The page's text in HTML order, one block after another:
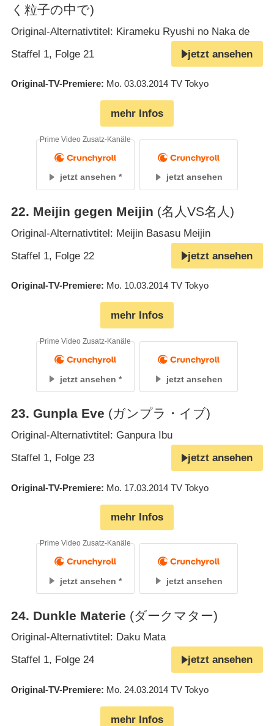
く粒子の中で)
Original-Alternativtitel: Kirameku Ryushi no Naka de
Staffel 1, Folge 21
jetzt ansehen
Original-TV-Premiere Mo. 03.03.2014 TV Tokyo
mehr Infos
jetzt ansehen
Prime Video Zusatz-Kanäle
jetzt ansehen
22. Meijin gegen Meijin (名人VS名人)
Original-Alternativtitel: Meijin Basasu Meijin
Staffel 1, Folge 22
jetzt ansehen
Original-TV-Premiere Mo. 10.03.2014 TV Tokyo
mehr Infos
jetzt ansehen
Prime Video Zusatz-Kanäle
jetzt ansehen
23. Gunpla Eve (ガンプラ・イブ)
Original-Alternativtitel: Ganpura Ibu
Staffel 1, Folge 23
jetzt ansehen
Original-TV-Premiere Mo. 17.03.2014 TV Tokyo
mehr Infos
jetzt ansehen
Prime Video Zusatz-Kanäle
jetzt ansehen
24. Dunkle Materie (ダークマター)
Original-Alternativtitel: Daku Mata
Staffel 1, Folge 24
jetzt ansehen
Original-TV-Premiere Mo. 24.03.2014 TV Tokyo
mehr Infos